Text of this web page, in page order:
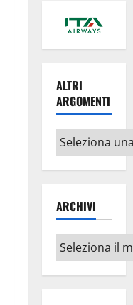
ALTRI
ARGOMENTI
Altri
argomenti
ARCHIVI
Archivi